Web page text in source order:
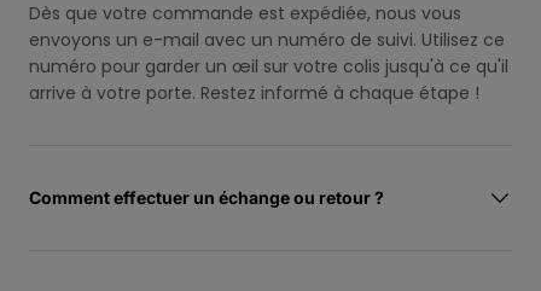
Dès que votre commande est expédiée, nous vous
envoyons un e-mail avec un numéro de suivi. Utilisez ce
numéro pour garder un œil sur votre colis jusqu'à ce qu'il
arrive à votre porte. Restez informé à chaque étape !
Comment effectuer un échange ou retour ?